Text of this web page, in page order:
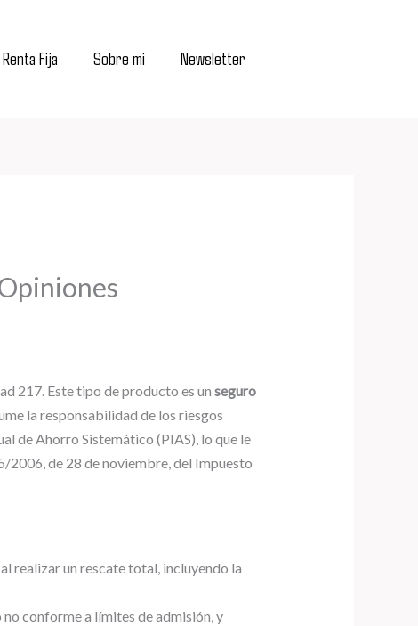
Renta Fija Sobre mi Newsletter
217. Este tipo de producto es un seguro
la responsabilidad de los riesgos
de Ahorro Sistemático (PIAS), lo que le
de 28 de noviembre, del Impuesto
realizar un rescate total, incluyendo la
conforme a límites de admisión, y